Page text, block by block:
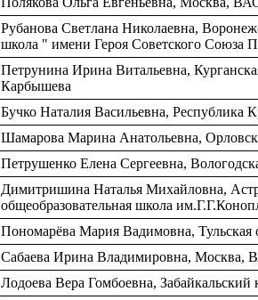
Рубанова Светлана Николаевна,
школа " имени Героя Советского Союза
Петрунина Ирина Витальевна,
Карбышева
Бучко Наталия Васильевна, Республика
Шамарова Марина Анатольевна,
Петрушенко Елена Сергеевна,
Димитришина Наталья Михайловна,
общеобразовательная школа
Пономарёва Мария Вадимовна, Тульская
Сабаева Ирина Владимировна,
Лодоева Вера Гомбоевна,